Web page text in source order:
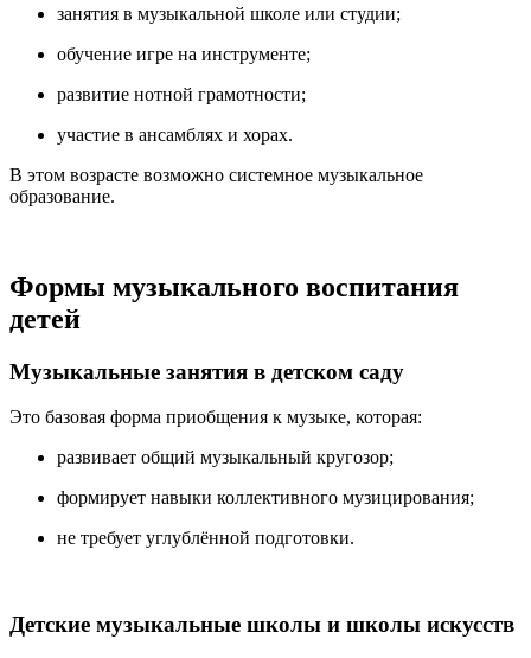
занятия в музыкальной школе или студии;
обучение игре на инструменте;
развитие нотной грамотности;
участие в ансамблях и хорах.
В этом возрасте возможно системное музыкальное
образование.
Формы музыкального воспитания
детей
Музыкальные занятия в детском саду
Это базовая форма приобщения к музыке, которая:
развивает общий музыкальный кругозор;
формирует навыки коллективного музицирования;
не требует углублённой подготовки.
Детские музыкальные школы и школы искусств